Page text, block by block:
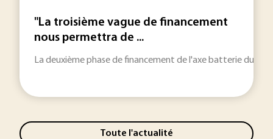
"La troisième vague de financement
nous permettra de ...
La deuxième phase de financement de l'axe batterie du
Toute l'actualité